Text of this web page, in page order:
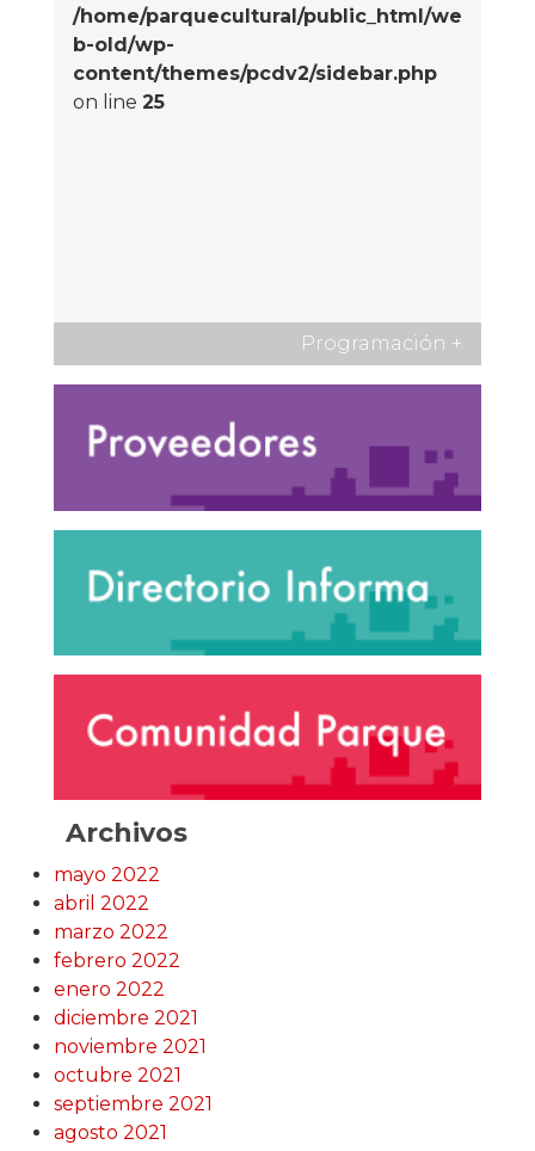
/home/parquecultural/public_html/we
b-old/wp-
content/themes/pcdv2/sidebar.php
on line 25
Programación +
Archivos
mayo 2022
abril 2022
marzo 2022
febrero 2022
enero 2022
diciembre 2021
noviembre 2021
octubre 2021
septiembre 2021
agosto 2021